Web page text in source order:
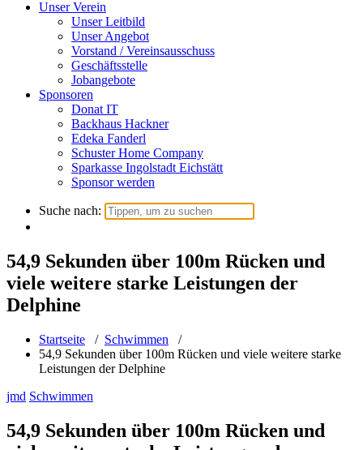
Unser Verein
Unser Leitbild
Unser Angebot
Vorstand / Vereinsausschuss
Geschäftsstelle
Jobangebote
Sponsoren
Donat IT
Backhaus Hackner
Edeka Fanderl
Schuster Home Company
Sparkasse Ingolstadt Eichstätt
Sponsor werden
Suche nach:
54,9 Sekunden über 100m Rücken und
viele weitere starke Leistungen der
Delphine
Startseite / Schwimmen /
54,9 Sekunden über 100m Rücken und viele weitere starke
Leistungen der Delphine
jmd Schwimmen
54,9 Sekunden über 100m Rücken und